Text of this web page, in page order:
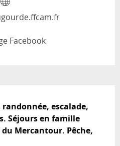
Facebook
escalade,
Séjours en famille
Mercantour. Pêche,